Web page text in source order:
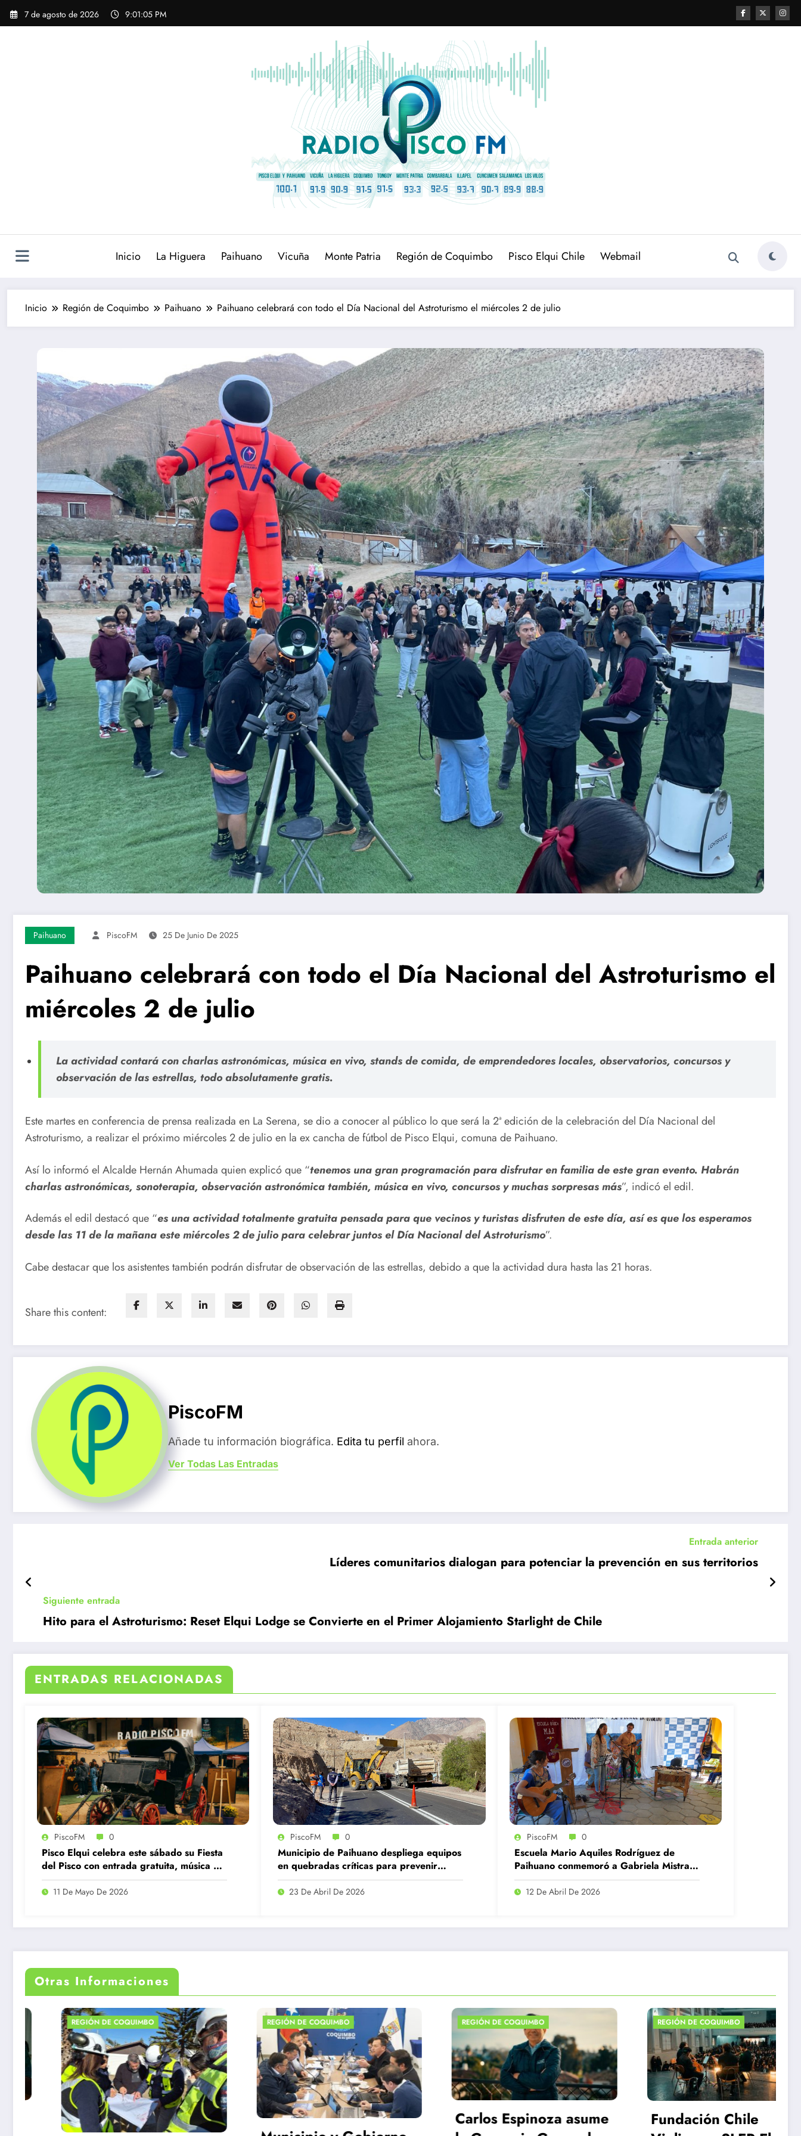
Saltar
7 de agosto de 2026 9:01:06 PM
Inicio La Higuera Paihuano Vicuña Monte Patria Región de Coquimbo Pisco Elqui Chile Webmail
Inicio Región de Coquimbo Paihuano Paihuano celebrará con todo el Día Nacional del Astroturismo el miércoles 2 de julio
Paihuano PiscoFM 25 De Junio De 2025
Paihuano celebrará con todo el Día Nacional del Astroturismo el
miércoles 2 de julio
La actividad contará con charlas astronómicas, música en vivo, stands de comida, de emprendedores locales, observatorios, concursos y
observación de las estrellas, todo absolutamente gratis.
Este martes en conferencia de prensa realizada en La Serena, se dio a conocer al público lo que será la 2ª edición de la celebración del Día Nacional del
Astroturismo, a realizar el próximo miércoles 2 de julio en la ex cancha de fútbol de Pisco Elqui, comuna de Paihuano.
Así lo informó el Alcalde Hernán Ahumada quien explicó que “tenemos una gran programación para disfrutar en familia de este gran evento. Habrán
charlas astronómicas, sonoterapia, observación astronómica también, música en vivo, concursos y muchas sorpresas más”, indicó el edil.
Además el edil destacó que “es una actividad totalmente gratuita pensada para que vecinos y turistas disfruten de este día, así es que los esperamos
desde las 11 de la mañana este miércoles 2 de julio para celebrar juntos el Día Nacional del Astroturismo”.
Cabe destacar que los asistentes también podrán disfrutar de observación de las estrellas, debido a que la actividad dura hasta las 21 horas.
Share this content:
PiscoFM
Añade tu información biográfica. Edita tu perfil ahora.
Ver Todas Las Entradas
Entrada anterior
Líderes comunitarios dialogan para potenciar la prevención en sus territorios
Siguiente entrada
Hito para el Astroturismo: Reset Elqui Lodge se Convierte en el Primer Alojamiento Starlight de Chile
ENTRADAS RELACIONADAS
PiscoFM 0
Pisco Elqui celebra este sábado su Fiesta
del Pisco con entrada gratuita, música en
vivo y degustaciones
11 De Mayo De 2026
PiscoFM 0
Municipio de Paihuano despliega equipos
en quebradas críticas para prevenir
emergencias ante el invierno 2026
23 De Abril De 2026
PiscoFM 0
Escuela Mario Aquiles Rodríguez de
Paihuano conmemoró a Gabriela Mistral y
la Educación Rural
12 De Abril De 2026
Otras Informaciones
REGIÓN DE COQUIMBO REGIÓN DE COQUIMBO
Carlos Espinoza asume
REGIÓN DE COQUIMBO
Fundación Chile
REGIÓN DE COQUIMBO
Alumnas del curso